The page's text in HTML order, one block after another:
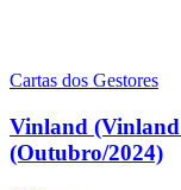
Cartas dos Gestores
Vinland
(Outubro/2024)